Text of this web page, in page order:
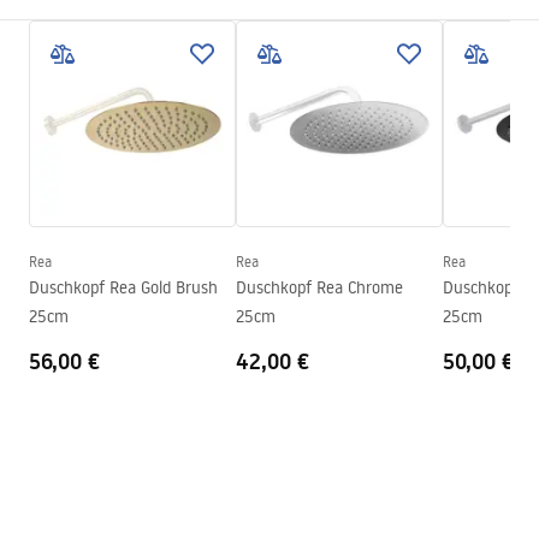
Montageart
Zum Anschrauben
Breite
300
2mm
Tiefe
300mm
Pielęgnacja.pdf
Rea
Duschkopf Rea Gold Brush
25cm
56,00 €
Rea
Duschkopf Rea Chrome
25cm
42,00 €
Rea
Duschkopf
25cm
50,00 €